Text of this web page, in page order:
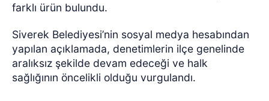
farklı ürün bulundu.
Siverek Belediyesi’nin sosyal medya hesabından
yapılan açıklamada, denetimlerin ilçe genelinde
aralıksız şekilde devam edeceği ve halk
sağlığının öncelikli olduğu vurgulandı.